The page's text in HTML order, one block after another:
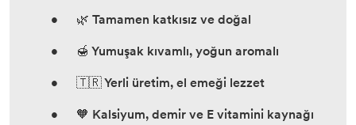
•
🌿 Tamamen katkısız ve doğal
•
🍯 Yumuşak kıvamlı, yoğun aromalı
•
🇹🇷 Yerli üretim, el emeği lezzet
•
🧡 Kalsiyum, demir ve E vitamini kaynağı